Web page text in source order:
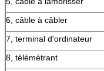
6, câble à câbler
7, terminal d'ordinateur
8, télémétrant